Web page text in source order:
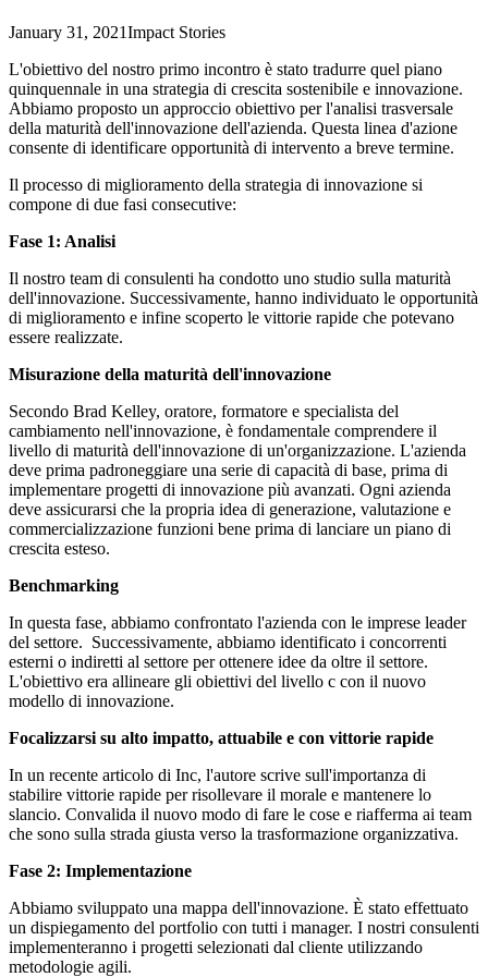
January 31, 2021Impact Stories
L'obiettivo del nostro primo incontro è stato tradurre quel piano
quinquennale in una strategia di crescita sostenibile e innovazione.
Abbiamo proposto un approccio obiettivo per l'analisi trasversale
della maturità dell'innovazione dell'azienda. Questa linea d'azione
consente di identificare opportunità di intervento a breve termine.
Il processo di miglioramento della strategia di innovazione si
compone di due fasi consecutive:
Fase 1: Analisi
Il nostro team di consulenti ha condotto uno studio sulla maturità
dell'innovazione. Successivamente, hanno individuato le opportunità
di miglioramento e infine scoperto le vittorie rapide che potevano
essere realizzate.
Misurazione della maturità dell'innovazione
Secondo Brad Kelley, oratore, formatore e specialista del
cambiamento nell'innovazione, è fondamentale comprendere il
livello di maturità dell'innovazione di un'organizzazione. L'azienda
deve prima padroneggiare una serie di capacità di base, prima di
implementare progetti di innovazione più avanzati. Ogni azienda
deve assicurarsi che la propria idea di generazione, valutazione e
commercializzazione funzioni bene prima di lanciare un piano di
crescita esteso.
Benchmarking
In questa fase, abbiamo confrontato l'azienda con le imprese leader
del settore. Successivamente, abbiamo identificato i concorrenti
esterni o indiretti al settore per ottenere idee da oltre il settore.
L'obiettivo era allineare gli obiettivi del livello c con il nuovo
modello di innovazione.
Focalizzarsi su alto impatto, attuabile e con vittorie rapide
In un recente articolo di Inc, l'autore scrive sull'importanza di
stabilire vittorie rapide per risollevare il morale e mantenere lo
slancio. Convalida il nuovo modo di fare le cose e riafferma ai team
che sono sulla strada giusta verso la trasformazione organizzativa.
Fase 2: Implementazione
Abbiamo sviluppato una mappa dell'innovazione. È stato effettuato
un dispiegamento del portfolio con tutti i manager. I nostri consulenti
implementeranno i progetti selezionati dal cliente utilizzando
metodologie agili.